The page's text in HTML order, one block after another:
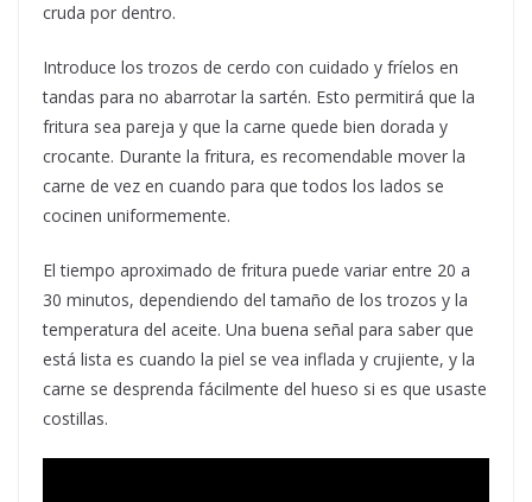
cruda por dentro.
Introduce los trozos de cerdo con cuidado y fríelos en
tandas para no abarrotar la sartén. Esto permitirá que la
fritura sea pareja y que la carne quede bien dorada y
crocante. Durante la fritura, es recomendable mover la
carne de vez en cuando para que todos los lados se
cocinen uniformemente.
El tiempo aproximado de fritura puede variar entre 20 a
30 minutos, dependiendo del tamaño de los trozos y la
temperatura del aceite. Una buena señal para saber que
está lista es cuando la piel se vea inflada y crujiente, y la
carne se desprenda fácilmente del hueso si es que usaste
costillas.